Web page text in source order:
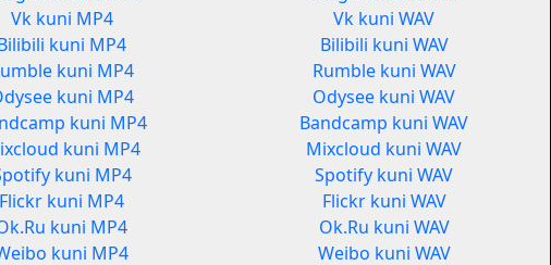
Vk kuni MP4
kuni MP4
kuni MP4
kuni MP4
kuni MP4
kuni MP4
kuni MP4
Flickr kuni MP4
kuni MP4
kuni MP4
Vk kuni WAV
Bilibili kuni WAV
Rumble kuni WAV
Odysee kuni WAV
Bandcamp kuni WAV
Mixcloud kuni WAV
Spotify kuni WAV
Flickr kuni WAV
Ok.Ru kuni WAV
Weibo kuni WAV